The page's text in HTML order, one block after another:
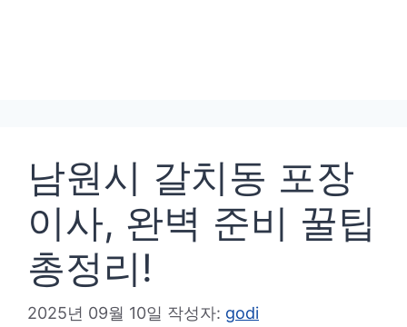
남원시 갈치동 포장
이사, 완벽 준비 꿀팁
총정리!
2025년 09월 10일 작성자: godi